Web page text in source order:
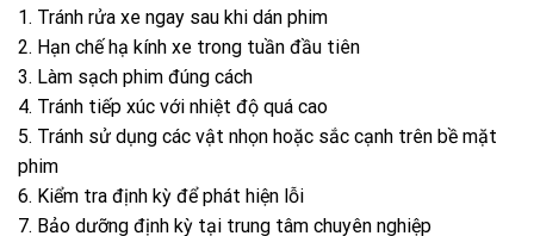
1. Tránh rửa xe ngay sau khi dán phim
2. Hạn chế hạ kính xe trong tuần đầu tiên
3. Làm sạch phim đúng cách
4. Tránh tiếp xúc với nhiệt độ quá cao
5. Tránh sử dụng các vật nhọn hoặc sắc cạnh trên bề mặt
phim
6. Kiểm tra định kỳ để phát hiện lỗi
7. Bảo dưỡng định kỳ tại trung tâm chuyên nghiệp